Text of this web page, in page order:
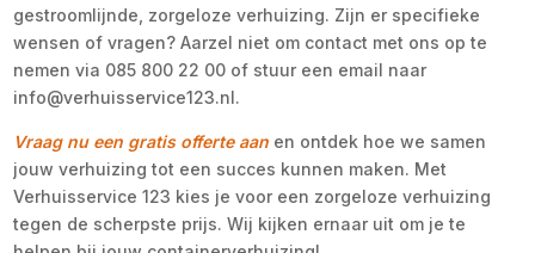
gestroomlijnde, zorgeloze verhuizing. Zijn er specifieke
wensen of vragen? Aarzel niet om contact met ons op te
nemen via 085 800 22 00 of stuur een email naar
info@verhuisservice123.nl.
Vraag nu een gratis offerte aan en ontdek hoe we samen
jouw verhuizing tot een succes kunnen maken. Met
Verhuisservice 123 kies je voor een zorgeloze verhuizing
tegen de scherpste prijs. Wij kijken ernaar uit om je te